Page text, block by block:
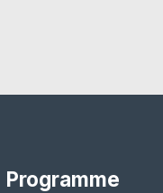
Programme